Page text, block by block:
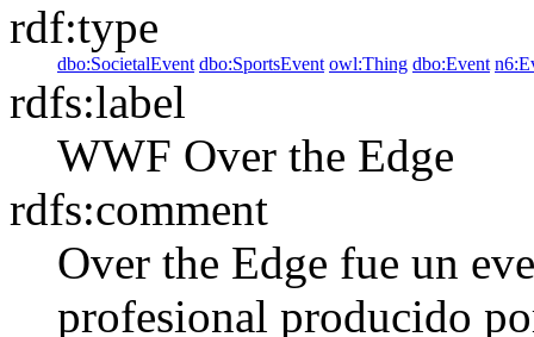
rdf:type
dbo:SocietalEvent dbo:SportsEvent owl:Thing dbo:Event
rdfs:label
WWF Over the Edge
rdfs:comment
Over the Edge fue un
profesional producido